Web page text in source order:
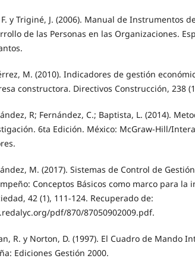
F. y Triginé, J. (2006). Manual de Instrumentos
de las Personas en las Organizaciones.
M. (2010). Indicadores de gestión
constructora. Directivos Construcción, 238
R; Fernández, C.; Baptista, L. (2014).
6ta Edición. México: McGraw-Hill/
M. (2017). Sistemas de Control de
Conceptos Básicos como marco para la
42 (1), 111-124. Recuperado de:
pdf/870/87050902009.pdf.
R. y Norton, D. (1997). El Cuadro de Mando
Ediciones Gestión 2000.